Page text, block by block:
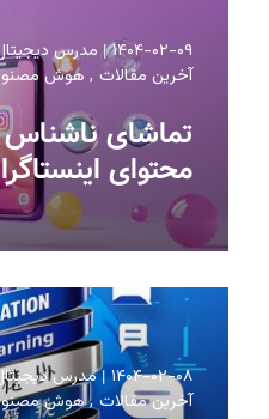
۱۴۰۴-۰۲-۰۹
مدرس
آخرین مقالات
هوش
تماشای ناشناس
محتوای
۱۴۰۴-۰۲-۰۸ مدرس
آخرین مقالات هوش